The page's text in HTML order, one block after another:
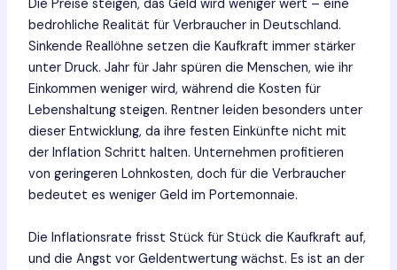
Die Preise steigen, das Geld wird weniger wert – eine
bedrohliche Realität für Verbraucher in Deutschland.
Sinkende Reallöhne setzen die Kaufkraft immer stärker
unter Druck. Jahr für Jahr spüren die Menschen, wie ihr
Einkommen weniger wird, während die Kosten für
Lebenshaltung steigen. Rentner leiden besonders unter
dieser Entwicklung, da ihre festen Einkünfte nicht mit
der Inflation Schritt halten. Unternehmen profitieren
von geringeren Lohnkosten, doch für die Verbraucher
bedeutet es weniger Geld im Portemonnaie.
Die Inflationsrate frisst Stück für Stück die Kaufkraft auf,
und die Angst vor Geldentwertung wächst. Es ist an der